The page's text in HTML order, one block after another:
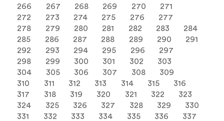
266
267 268 269 270
271
272
273 274 275 276
277
278
279 280 281 282 283
284
285
286 287 288 289 290
291
292
293 294 295 296
297
298
299 300 301 302
303
304
305 306 307 308
309
310
311 312 313 314 315
316
317
318 319 320 321 322
323
324
325 326 327 328 329
330
331
332 333 334 335 336
337